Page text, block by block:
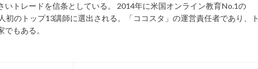
いトレードを信条としている。 2014年に米国オンライン教育No.1の
初のトップ13講師に選出される。「ココスタ」の運営責任者であり、ト
でもある。